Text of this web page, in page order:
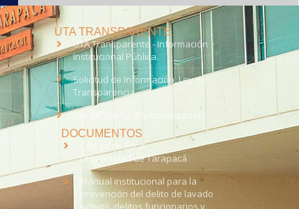
UTA TRANSPARENTE
UTA Transparente - Información
Institucional Pública.
Solicitud de Información, Ley de
Transparencia
Ley del Lobby (En Actualización)
DOCUMENTOS
Código de Ética
Universidad de Tarapacá
Manual institucional para la
prevención del delito de lavado
activos, delitos funcionarios y